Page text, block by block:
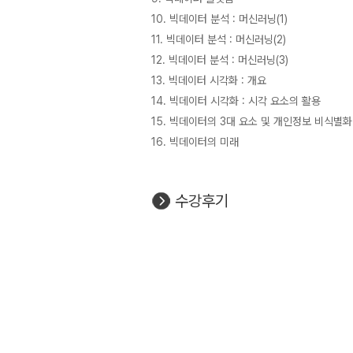
10. 빅데이터 분석 : 머신러닝(1)
11. 빅데이터 분석 : 머신러닝(2)
12. 빅데이터 분석 : 머신러닝(3)
13. 빅데이터 시각화 : 개요
14. 빅데이터 시각화 : 시각 요소의 활용
15. 빅데이터의 3대 요소 및 개인정보 비식별화
16. 빅데이터의 미래
수강후기